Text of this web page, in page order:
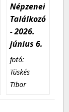
Népzenei
Találkozó
- 2026.
június 6.
fotó:
Tüskés
Tibor